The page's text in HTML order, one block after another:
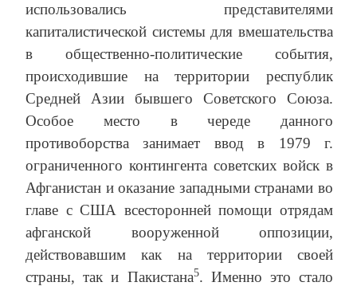
использовались представителями
капиталистической системы для вмешательства
в общественно-поли­тические события,
происходившие на территории республик
Средней Азии бывшего Советского Союза.
Особое место в череде данного
противоборства занимает ввод в 1979 г.
ограниченного контингента советских войск в
Афганистан и оказание западными странами во
главе с США всесторонней помощи отрядам
афганской вооруженной оппозиции,
действовавшим как на территории своей
страны, так и Пакистана5. Именно это стало